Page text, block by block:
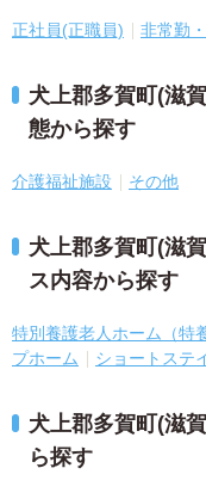
正社員(正職員) 非常勤
犬上郡多賀町(滋
態から探す
介護福祉施設 その他
犬上郡多賀町(滋
ス内容から探す
特別養護老人ホーム（特
プホーム
ショートステ
犬上郡多賀町(滋
ら探す